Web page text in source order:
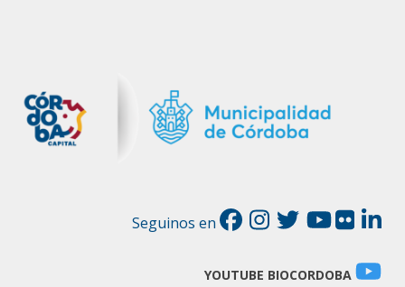
Seguinos en
YOUTUBE BIOCORDOBA